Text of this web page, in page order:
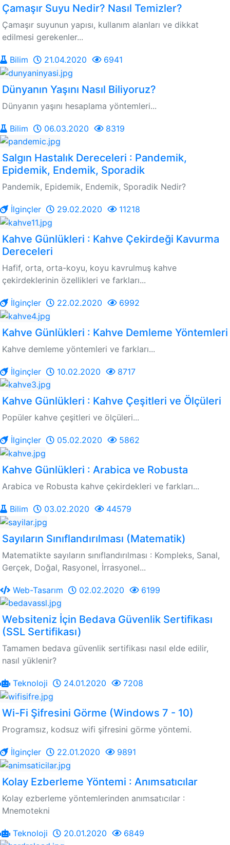
Çamaşır Suyu Nedir? Nasıl Temizler?
Çamaşır suyunun yapısı, kullanım alanları ve dikkat
edilmesi gerekenler...
Bilim 21.04.2020 6941
Dünyanın Yaşını Nasıl Biliyoruz?
Dünyanın yaşını hesaplama yöntemleri...
Bilim 06.03.2020 8319
Salgın Hastalık Dereceleri : Pandemik,
Epidemik, Endemik, Sporadik
Pandemik, Epidemik, Endemik, Sporadik Nedir?
İlginçler 29.02.2020 11218
Kahve Günlükleri : Kahve Çekirdeği Kavurma
Dereceleri
Hafif, orta, orta-koyu, koyu kavrulmuş kahve
çekirdeklerinin özellikleri ve farkları...
İlginçler 22.02.2020 6992
Kahve Günlükleri : Kahve Demleme Yöntemleri
Kahve demleme yöntemleri ve farkları...
İlginçler 10.02.2020 8717
Kahve Günlükleri : Kahve Çeşitleri ve Ölçüleri
Popüler kahve çeşitleri ve ölçüleri...
İlginçler 05.02.2020 5862
Kahve Günlükleri : Arabica ve Robusta
Arabica ve Robusta kahve çekirdekleri ve farkları...
Bilim 03.02.2020 44579
Sayıların Sınıflandırılması (Matematik)
Matematikte sayıların sınıflandırılması : Kompleks, Sanal,
Gerçek, Doğal, Rasyonel, İrrasyonel...
Web-Tasarım 02.02.2020 6199
Websiteniz İçin Bedava Güvenlik Sertifikası
(SSL Sertifikası)
Tamamen bedava güvenlik sertifikası nasıl elde edilir,
nasıl yüklenir?
Teknoloji 24.01.2020 7208
Wi-Fi Şifresini Görme (Windows 7 - 10)
Programsız, kodsuz wifi şifresini görme yöntemi.
İlginçler 22.01.2020 9891
Kolay Ezberleme Yöntemi : Anımsatıcılar
Kolay ezberleme yöntemlerinden anımsatıcılar :
Mnemotekni
Teknoloji 20.01.2020 6849